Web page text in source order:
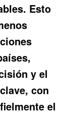
Esto
y el
con
el